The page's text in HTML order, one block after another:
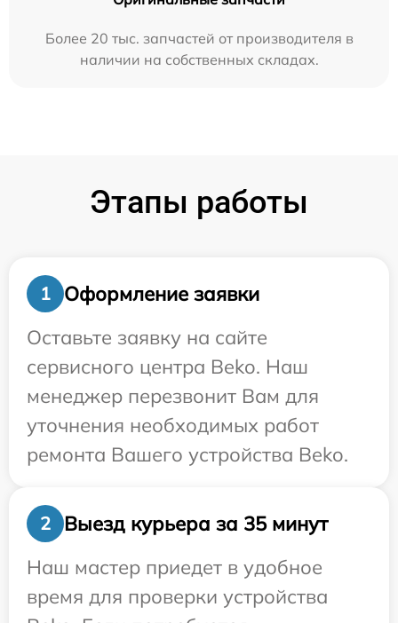
Более 20 тыс. запчастей от производителя в
наличии на собственных складах.
Этапы работы
1
Оформление заявки
Оставьте заявку на сайте
сервисного центра Beko. Наш
менеджер перезвонит Вам для
уточнения необходимых работ
ремонта Вашего устройства Beko.
2
Выезд курьера за 35 минут
Наш мастер приедет в удобное
время для проверки устройства